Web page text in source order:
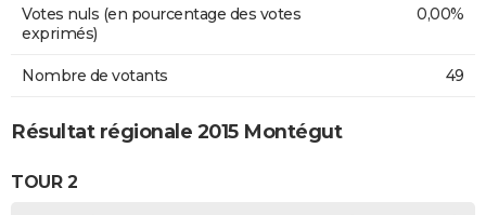
Votes nuls (en pourcentage des votes
exprimés)
0,00%
Nombre de votants 49
Résultat régionale 2015 Montégut
TOUR 2